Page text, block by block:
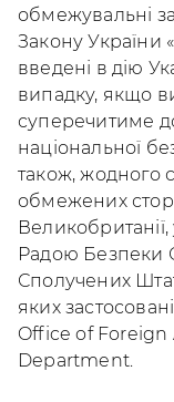
обмежувальні
Закону України
введені в дію
випадку, якщо
суперечитиме
національної
також, жодного
обмежених
Радою Безпеки
Сполучених
яких
Office of Foreign
Department.